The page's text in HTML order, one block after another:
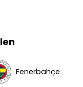
Fenerbahçe